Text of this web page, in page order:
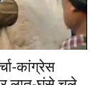
कांग्रेस